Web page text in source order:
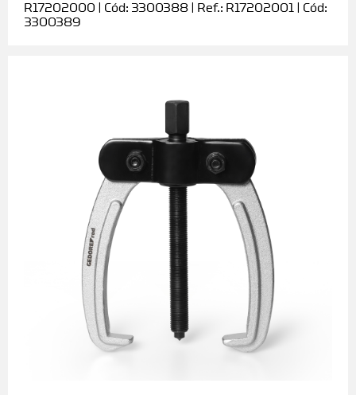
R17202000 | Cód: 3300388 | Ref.: R17202001 | Cód:
3300389